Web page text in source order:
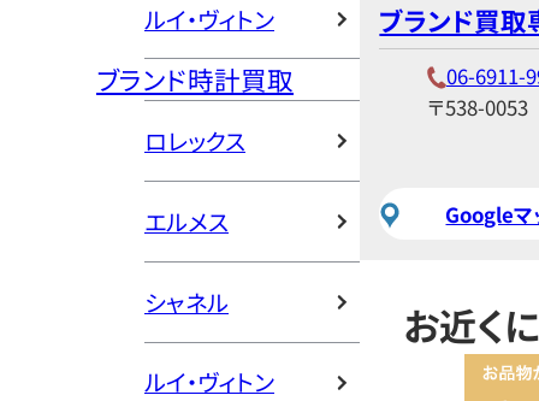
ルイ・ヴィトン
ブランド時計買取
ロレックス
エルメス
シャネル
ルイ・ヴィトン
ブランド買
06-6911-
〒538-0053
Googleマ
お近く